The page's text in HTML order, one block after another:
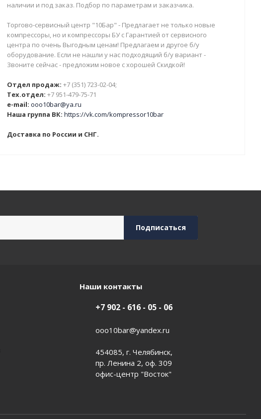
наличии и под заказ. Подбор по параметрам и заказчика.
Торгово-сервисный центр "10Бар" - Предлагает не только новые
компрессоры, но и компрессоры БУ с Гарантией от сервисного
центра по очень Выгодным ценам! Предлагаем и другое б/у
оборудование. Если не нашли у нас подходящий б/у вариант -
Звоните сейчас - предложим новое с хорошей Скидкой!
Отдел продаж: +7 (351) 723-02-04;
Тех.отдел: +7 951-479-75-71
e-mail: ooo10bar@ya.ru
Наша группа ВК: https://vk.com/kompressor10bar
Доставка по России и СНГ.
Наши контакты
+7 902 - 616 - 05 - 06
ooo10bar@yandex.ru
454085, г. Челябинск,
пр. Ленина 2, оф. 309
офис-центр "Восток"